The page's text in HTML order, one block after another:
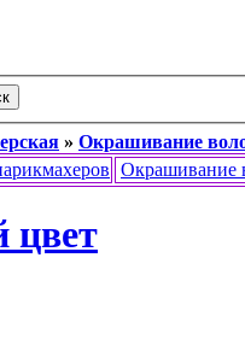
» Окрашивание
Окрашивание
цвет